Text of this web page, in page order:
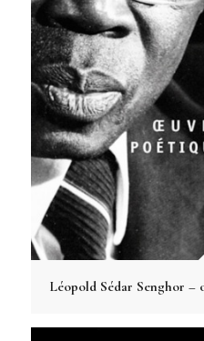
Léopold Sédar Senghor –